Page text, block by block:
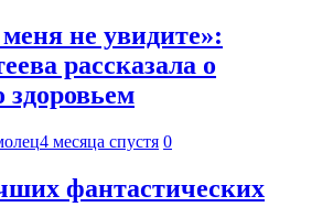
не увидите»:
рассказала о
здоровьем
4 месяца спустя 0
фантастических